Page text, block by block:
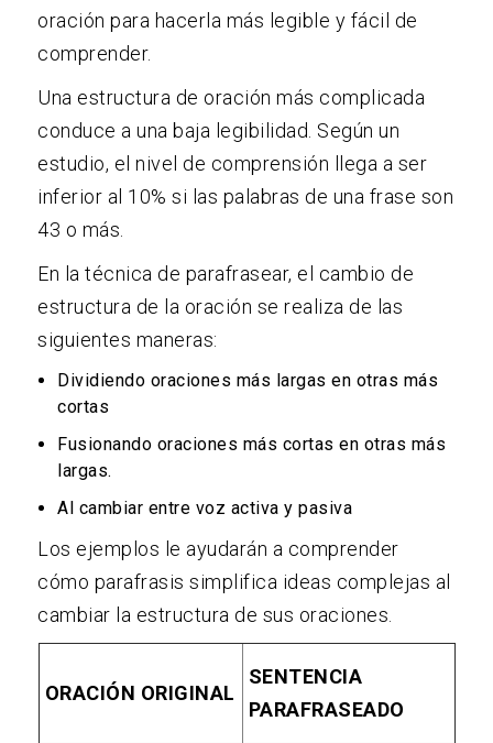
oración para hacerla más legible y fácil de
comprender.
Una estructura de oración más complicada
conduce a una baja legibilidad. Según un
estudio, el nivel de comprensión llega a ser
inferior al 10% si las palabras de una frase son
43 o más.
En la técnica de parafrasear, el cambio de
estructura de la oración se realiza de las
siguientes maneras:
Dividiendo oraciones más largas en otras más
cortas
Fusionando oraciones más cortas en otras más
largas.
Al cambiar entre voz activa y pasiva
Los ejemplos le ayudarán a comprender
cómo parafrasis simplifica ideas complejas al
cambiar la estructura de sus oraciones.
ORACIÓN ORIGINAL
SENTENCIA
PARAFRASEADO